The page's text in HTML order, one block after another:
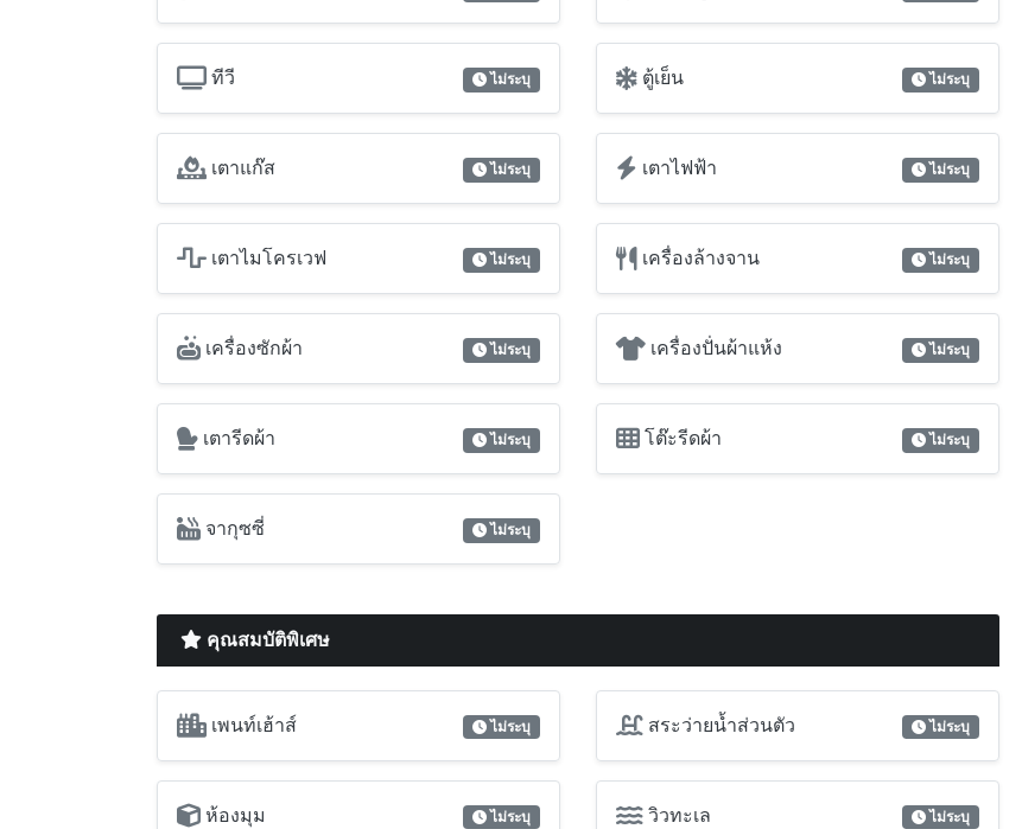
ทีวี ไม่ระบุ ตู้เย็น ไม่ระบุ
เตาแก๊ส ไม่ระบุ เตาไฟฟ้า ไม่ระบุ
เตาไมโครเวฟ ไม่ระบุ เครื่องล้างจาน ไม่ระบุ
เครื่องซักผ้า ไม่ระบุ เครื่องปั่นผ้าแห้ง ไม่ระบุ
เตารีดผ้า ไม่ระบุ โต๊ะรีดผ้า ไม่ระบุ
จากุซซี่ ไม่ระบุ
คุณสมบัติพิเศษ
เพนท์เฮ้าส์ ไม่ระบุ สระว่ายน้ำส่วนตัว ไม่ระบุ
ห้องมุม ไม่ระบุ วิวทะเล ไม่ระบุ